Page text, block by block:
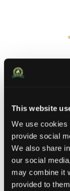
This website
We use cookies
provide social
We also share
our social
may combine it
provided to